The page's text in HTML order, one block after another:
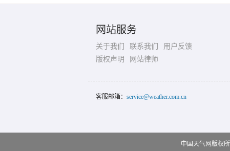
网站服务
关于我们 联系我们
用户反馈
版权声明
网站律师
客服邮箱： service@weather.com.cn
中国天气网版权